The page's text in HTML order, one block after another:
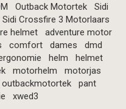
Outback Motortek
Sidi
Sidi Crossfire 3 Motorlaars
helmet
adventure motor
comfort dames
dmd
helm
helmet
motorhelm
motorjas
outbackmotortek
pant
xwed3